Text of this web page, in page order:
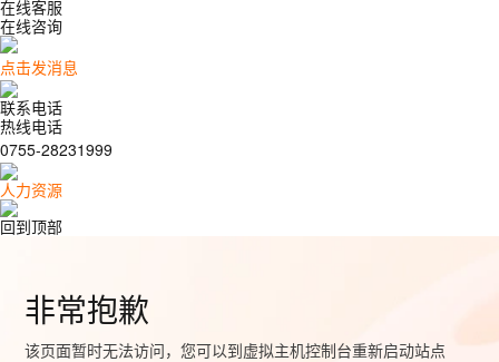
在线客服
在线咨询
点击发消息
联系电话
热线电话
0755-28231999
人力资源
回到顶部
非常抱歉
该页面暂时无法访问，您可以到虚拟主机控制台重新启动站点